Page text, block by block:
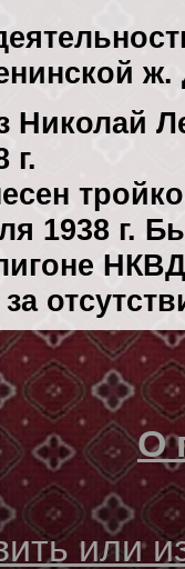
Николай
г.
1938 г.
за
О
или